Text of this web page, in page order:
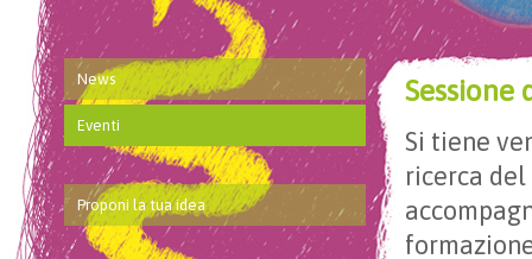
Sessione
Si tiene
ricerca del
News
Eventi
Proponi la tua idea